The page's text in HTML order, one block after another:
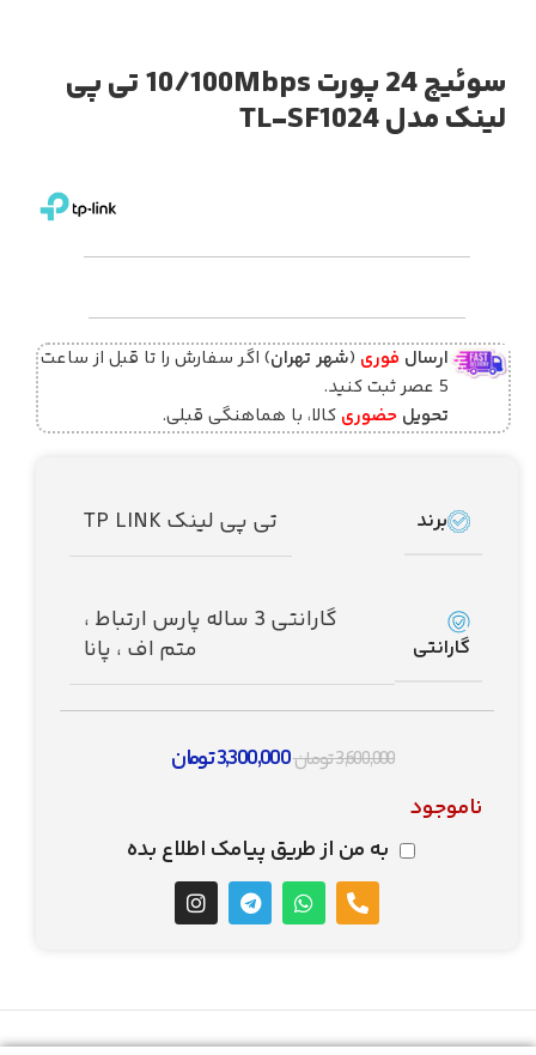
سوئیچ 24 پورت 10/100Mbps تی پی
لینک مدل TL-SF1024
ارسال فوری (شهر تهران) اگر سفارش را تا قبل از ساعت
5 عصر ثبت کنید.
تحویل حضوری کالا، با هماهنگی قبلی.
برند تی پی لینک TP LINK
گارانتی
گارانتی 3 ساله پارس ارتباط ،
متم اف ، پانا
3,600,000تومان3,300,000تومان
ناموجود
به من از طریق پیامک اطلاع بده